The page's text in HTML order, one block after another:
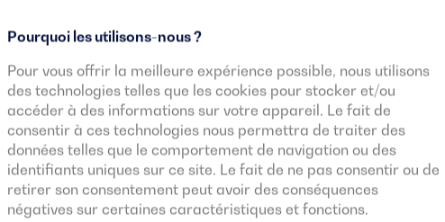
Pourquoi les utilisons-nous ?
Pour vous offrir la meilleure expérience possible, nous utilisons
des technologies telles que les cookies pour stocker et/ou
accéder à des informations sur votre appareil. Le fait de
consentir à ces technologies nous permettra de traiter des
données telles que le comportement de navigation ou des
identifiants uniques sur ce site. Le fait de ne pas consentir ou de
retirer son consentement peut avoir des conséquences
négatives sur certaines caractéristiques et fonctions.
et équipement de série de
répondant aux normes
un haut niveau de